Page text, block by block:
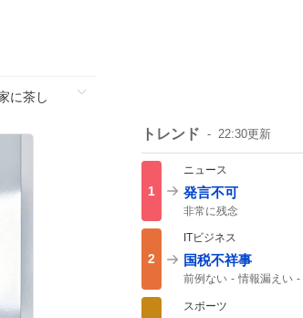
に茶し
トレンド 22:30更新
1
ニュース
発言不可
非常に残念
2
ITビジネス
国税不祥事
前例ない 情報漏えい
スポーツ